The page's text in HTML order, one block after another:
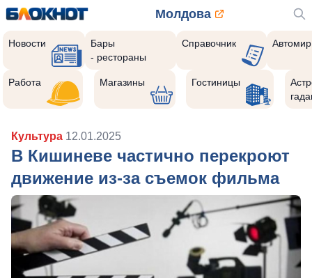
Молдова
Новости
Бары
- рестораны
Справочник Автомир
Работа Магазины Гостиницы
Культура 12.01.2025
В Кишиневе частично перекроют
движение из-за съемок фильма